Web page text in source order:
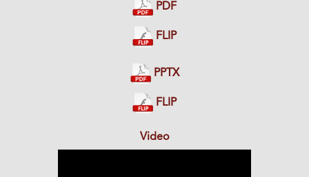
PDF
FLIP
PPTX
FLIP
Video